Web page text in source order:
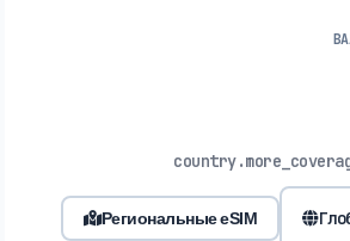
Региональные eSIM